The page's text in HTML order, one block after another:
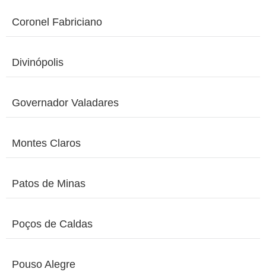
Coronel Fabriciano
Divinópolis
Governador Valadares
Montes Claros
Patos de Minas
Poços de Caldas
Pouso Alegre